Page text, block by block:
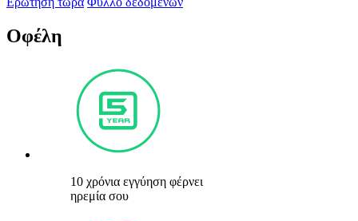
Οφέλη
10 χρόνια εγγύηση φέρνει
ηρεμία σου